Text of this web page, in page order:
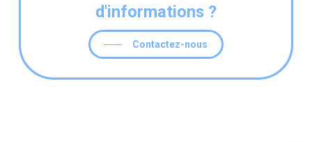
d'informations ?
Contactez-nous